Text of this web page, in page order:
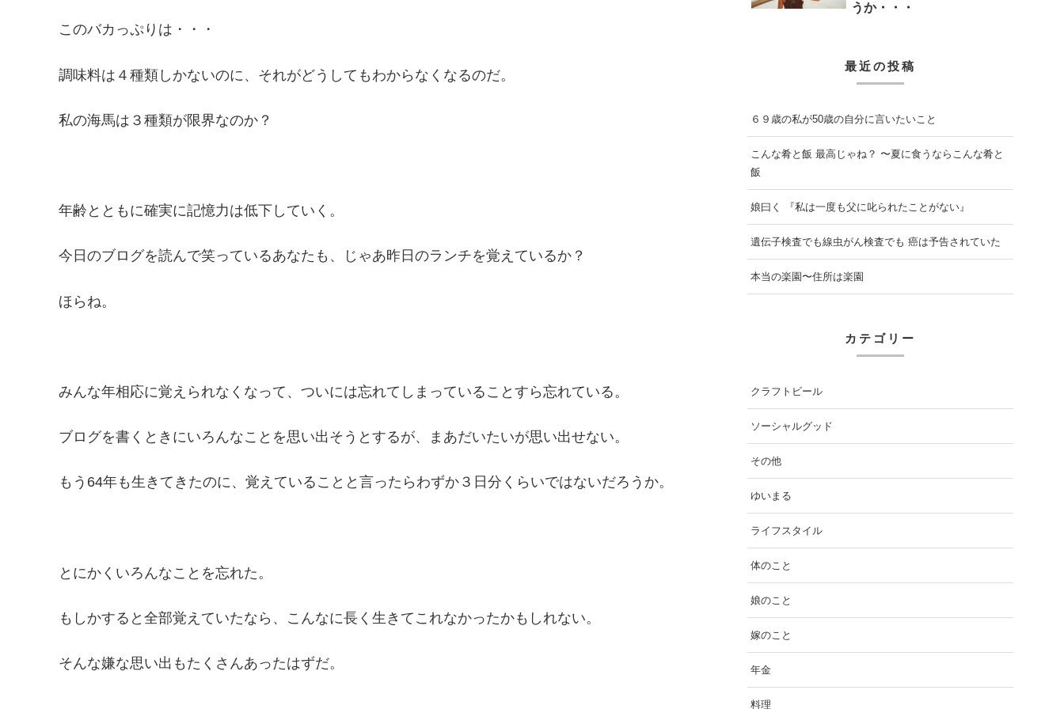
このバカっぷりは・・・
調味料は４種類しかないのに、それがどうしてもわからなくなるのだ。
私の海馬は３種類が限界なのか？
年齢とともに確実に記憶力は低下していく。
今日のブログを読んで笑っているあなたも、じゃあ昨日のランチを覚えているか？
ほらね。
みんな年相応に覚えられなくなって、ついには忘れてしまっていることすら忘れている。
ブログを書くときにいろんなことを思い出そうとするが、まあだいたいが思い出せない。
もう64年も生きてきたのに、覚えていることと言ったらわずか３日分くらいではないだろうか。
とにかくいろんなことを忘れた。
もしかすると全部覚えていたなら、こんなに長く生きてこれなかったかもしれない。
そんな嫌な思い出もたくさんあったはずだ。
うか・・・
最近の投稿
６９歳の私が50歳の自分に言いたいこと
こんな肴と飯 最高じゃね？ 〜夏に食うならこんな肴と
飯
娘曰く 『私は一度も父に叱られたことがない』
遺伝子検査でも線虫がん検査でも 癌は予告されていた
本当の楽園〜住所は楽園
カテゴリー
クラフトビール
ソーシャルグッド
その他
ゆいまる
ライフスタイル
体のこと
娘のこと
嫁のこと
年金
料理